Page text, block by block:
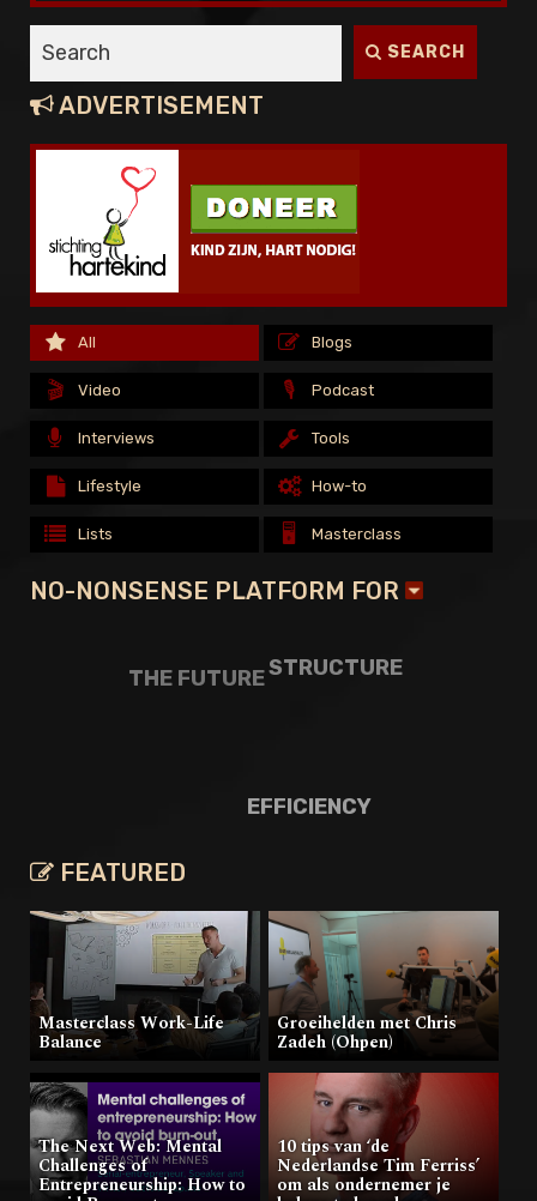
LISTS
MASTERCLASS
SEARCH
ADVERTISEMENT
All
All
Blogs
Blogs
🎬 Video
🎬 Video
🎬
🎙️ Podcast
🎙️ Podcast
🎙️
Interviews
Interviews
Tools
Tools
Lifestyle
Lifestyle
How-to
How-to
Lists
Lists
🖥️ Masterclass
🖥️ Masterclass
NO-NONSENSE PLATFORM FOR
EFFICIENCY
STRUCTURE
THE FUTURE
FEATURED
Masterclass Work-Life
Balance
The Next Web: Mental
Challenges of
Entrepreneurship: How to
Groeihelden met Chris
Zadeh (Ohpen)
10 tips van ‘de
Nederlandse Tim Ferriss’
om als ondernemer je